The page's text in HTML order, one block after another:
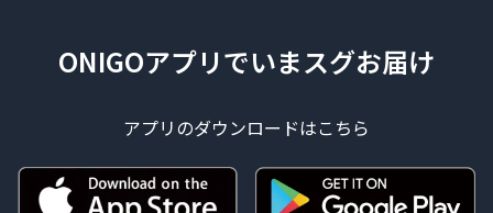
ONIGOアプリでいまスグお届け
アプリのダウンロードはこちら